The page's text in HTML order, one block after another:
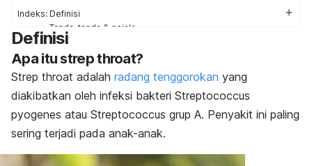
Indeks: Definisi
Tanda-tanda & gejala
Penyebab
Faktor-faktor risiko
Diagnosis
Pengobatan
Pengobatan di rumah
Definisi
Apa itu strep throat?
Strep throat adalah radang tenggorokan yang
diakibatkan oleh infeksi bakteri Streptococcus
pyogenes atau Streptococcus grup A. Penyakit ini paling
sering terjadi pada anak-anak.